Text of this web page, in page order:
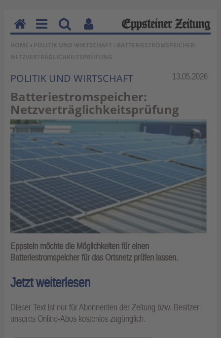
SIE BEFINDEN SICH HIER:
HOME › POLITIK UND WIRTSCHAFT › BATTERIESTROMSPEICHER:
NETZVERTRÄGLICHKEITSPRÜFUNG
Rubrik:
POLITIK UND WIRTSCHAFT 13.05.2026
Batteriestromspeicher:
Netzverträglichkeitsprüfung
Eppstein möchte die Möglichkeiten für einen
Batteriestromspeicher für das Ortsnetz prüfen lassen.
Jetzt weiterlesen
Dieser Text ist nur für Abonnenten der Zeitung bzw. Besitzer
unseres Online-Abos kostenlos zugänglich.
H
o
m
e
M
en
u
Su
ch
en
Be
nu
tz
erf
un
kti
on
en